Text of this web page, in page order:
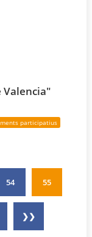
Valencia"
participatius
54 55
❯❯